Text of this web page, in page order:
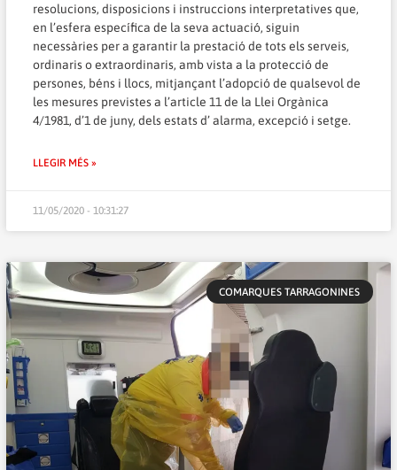
resolucions, disposicions i instruccions interpretatives que,
en l’esfera específica de la seva actuació, siguin
necessàries per a garantir la prestació de tots els serveis,
ordinaris o extraordinaris, amb vista a la protecció de
persones, béns i llocs, mitjançant l’adopció de qualsevol de
les mesures previstes a l’article 11 de la Llei Orgànica
4/1981, d’1 de juny, dels estats d’ alarma, excepció i setge.
LLEGIR MÉS »
11/05/2020 - 10:31:27
COMARQUES TARRAGONINES